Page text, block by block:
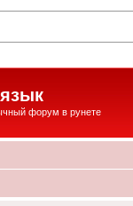
форум в рунете